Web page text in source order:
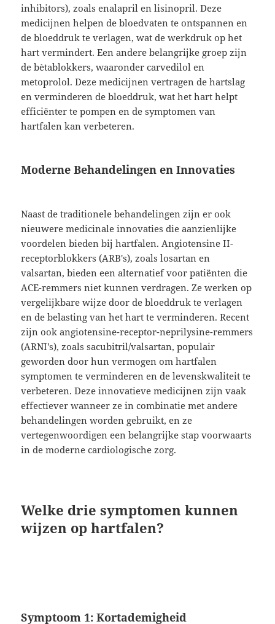
inhibitors), zoals enalapril en lisinopril. Deze
medicijnen helpen de bloedvaten te ontspannen en
de bloeddruk te verlagen, wat de werkdruk op het
hart vermindert. Een andere belangrijke groep zijn
de bètablokkers, waaronder carvedilol en
metoprolol. Deze medicijnen vertragen de hartslag
en verminderen de bloeddruk, wat het hart helpt
efficiënter te pompen en de symptomen van
hartfalen kan verbeteren.
Moderne Behandelingen en Innovaties
Naast de traditionele behandelingen zijn er ook
nieuwere medicinale innovaties die aanzienlijke
voordelen bieden bij hartfalen. Angiotensine II-
receptorblokkers (ARB's), zoals losartan en
valsartan, bieden een alternatief voor patiënten die
ACE-remmers niet kunnen verdragen. Ze werken op
vergelijkbare wijze door de bloeddruk te verlagen
en de belasting van het hart te verminderen. Recent
zijn ook angiotensine-receptor-neprilysine-remmers
(ARNI's), zoals sacubitril/valsartan, populair
geworden door hun vermogen om hartfalen
symptomen te verminderen en de levenskwaliteit te
verbeteren. Deze innovatieve medicijnen zijn vaak
effectiever wanneer ze in combinatie met andere
behandelingen worden gebruikt, en ze
vertegenwoordigen een belangrijke stap voorwaarts
in de moderne cardiologische zorg.
Welke drie symptomen kunnen
wijzen op hartfalen?
Symptoom 1: Kortademigheid